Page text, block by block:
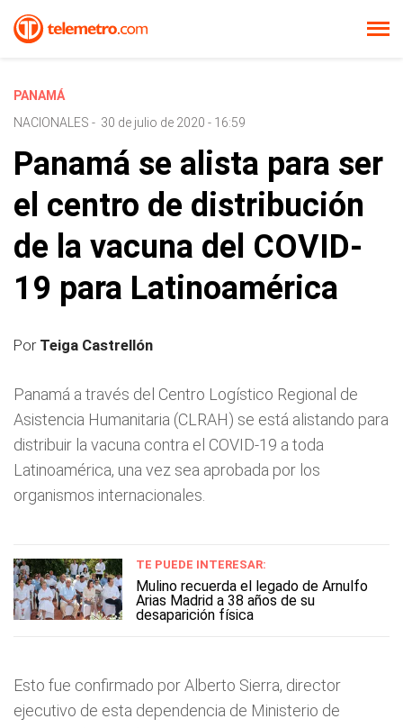
PANAMÁ
NACIONALES - 30 de julio de 2020 - 16:59
Panamá se alista para ser
el centro de distribución
de la vacuna del COVID-
19 para Latinoamérica
Por Teiga Castrellón
Panamá a través del Centro Logístico Regional de
Asistencia Humanitaria (CLRAH) se está alistando para
distribuir la vacuna contra el COVID-19 a toda
Latinoamérica, una vez sea aprobada por los
organismos internacionales.
TE PUEDE INTERESAR:
Mulino recuerda el legado de Arnulfo
Arias Madrid a 38 años de su
desaparición física
Esto fue confirmado por Alberto Sierra, director
ejecutivo de esta dependencia de Ministerio de